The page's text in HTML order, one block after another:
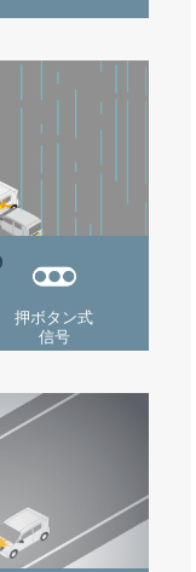
押ボタン式
信号